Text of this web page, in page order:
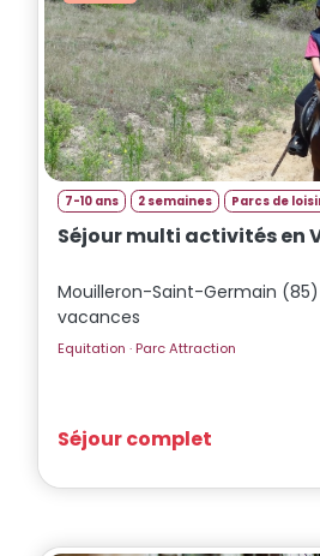
7-10 ans 2 semaines Parcs de
Séjour multi activités en
Mouilleron-Saint-Germain (85)
vacances
Equitation · Parc Attraction
Séjour complet